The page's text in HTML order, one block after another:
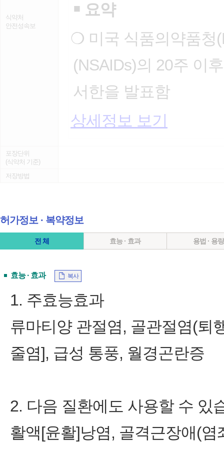
식약처
안전성속보
￭ 요약
❍ 미국 식품의약품청
(NSAIDs)의 20주 이
서한을 발표함
상세정보 보기
포장단위
(식약처 기준)
저장방법
허가정보 ∙ 복약정보
전 체 효능 · 효과 용법 · 용량
효능 · 효과 복사
1. 주효능효과
류마티양 관절염, 골관절염(퇴
줄염], 급성 통풍, 월경곤란증
2. 다음 질환에도 사용할 수 있
활액[윤활]낭염, 골격근장애(